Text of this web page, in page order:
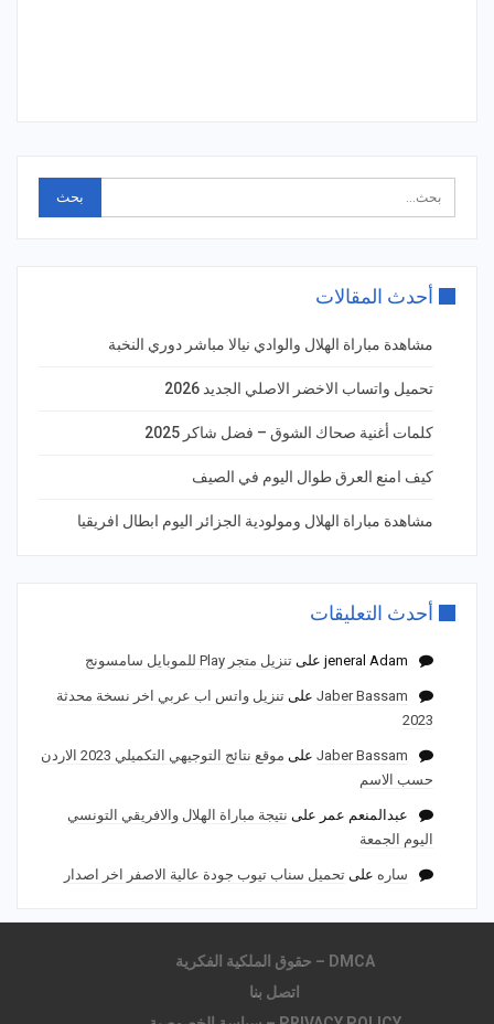
أحدث المقالات
مشاهدة مباراة الهلال والوادي نيالا مباشر دوري النخبة
تحميل واتساب الاخضر الاصلي الجديد 2026
كلمات أغنية صحاك الشوق – فضل شاكر 2025
كيف امنع العرق طوال اليوم في الصيف
مشاهدة مباراة الهلال ومولودية الجزائر اليوم ابطال افريقيا
أحدث التعليقات
jeneral Adam على تنزيل متجر Play للموبايل سامسونج
Jaber Bassam على تنزيل واتس اب عربي اخر نسخة محدثة
2023
Jaber Bassam على
موقع نتائج التوجيهي التكميلي 2023 الاردن
حسب الاسم
عبدالمنعم عمر على نتيجة مباراة الهلال والافريقي التونسي
اليوم الجمعة
ساره على تحميل سناب تيوب جودة عالية الاصفر اخر اصدار
DMCA – حقوق الملكية الفكرية
اتصل بنا